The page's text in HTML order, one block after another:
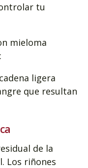
tu
mieloma
ligera
que resultan
de la
Los riñones